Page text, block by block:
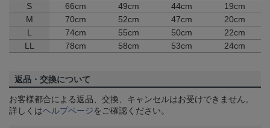
S
66cm 49cm 44cm
19cm
M
70cm 52cm 47cm
20cm
L
74cm 55cm 50cm
22cm
LL
78cm 58cm 53cm 24cm
返品・交換について
お客様都合による返品、交換、キャンセルはお受けできません。
詳しくはヘルプページをご確認ください。